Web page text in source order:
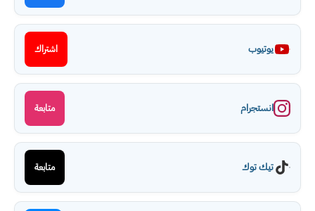
يوتيوب اشتراك
انستجرام متابعة
تيك توك متابعة